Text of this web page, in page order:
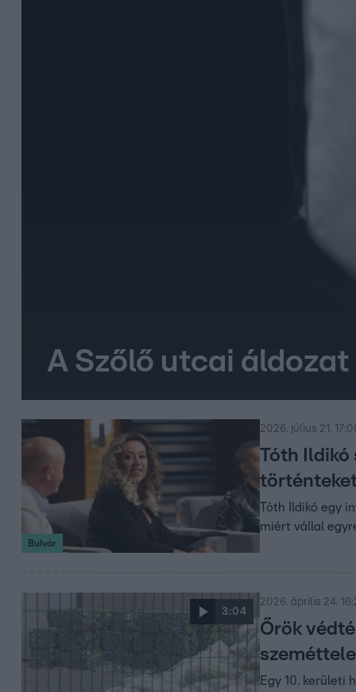
A Szőlő utcai
Bulvár
2026. július 21.
Tóth Ildikó
Tóth Ildikó egy
miért vállal
3:04
2026. április 24.
Őrök
Egy 10. kerületi